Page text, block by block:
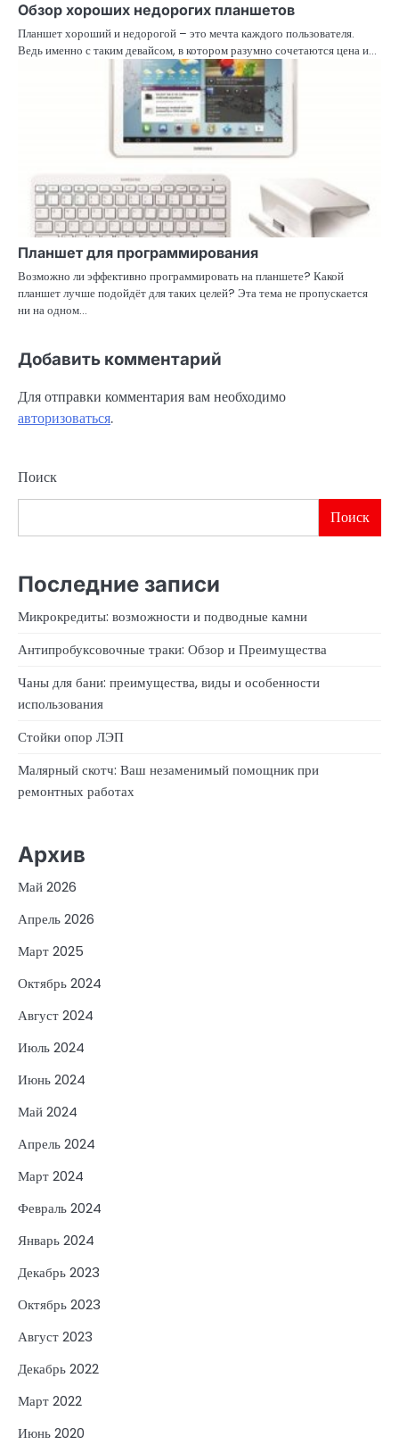
Обзор хороших недорогих планшетов
Планшет хороший и недорогой – это мечта каждого пользователя.
Ведь именно с таким девайсом, в котором разумно сочетаются цена и…
Планшет для программирования
Возможно ли эффективно программировать на планшете? Какой
планшет лучше подойдёт для таких целей? Эта тема не пропускается
ни на одном…
Добавить комментарий
Для отправки комментария вам необходимо
авторизоваться.
Поиск
Поиск
Последние записи
Микрокредиты: возможности и подводные камни
Антипробуксовочные траки: Обзор и Преимущества
Чаны для бани: преимущества, виды и особенности
использования
Стойки опор ЛЭП
Малярный скотч: Ваш незаменимый помощник при
ремонтных работах
Архив
Май 2026
Апрель 2026
Март 2025
Октябрь 2024
Август 2024
Июль 2024
Июнь 2024
Май 2024
Апрель 2024
Март 2024
Февраль 2024
Январь 2024
Декабрь 2023
Октябрь 2023
Август 2023
Декабрь 2022
Март 2022
Июнь 2020